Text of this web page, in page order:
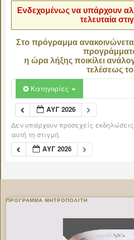
Ενδεχομένως να υπάρχουν
τελευταία
Στο πρόγραμμα
η ώρα λήξης ποικίλει
τελέσεως
Κατηγορίες
ΑΥΓ 2026
Δεν υπάρχουν προσεχείς
αυτή τη στιγμή.
ΑΥΓ 2026
ΠΡΌΓΡΑΜΜΑ ΜΗΤΡΟΠΟΛΊΤΗ